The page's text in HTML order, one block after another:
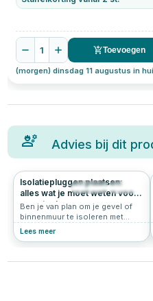
1 Toevoegen
(morgen) dinsdag 11 augustus in
Advies bij dit
1239
Isolatiepluggen plaatsen:
alles wat je moet weten voor
een stevige en
koudebrugvrije bevestiging
Ben je van plan om je gevel of
binnenmuur te isoleren met
isolatieplaten? Dan heb je
Lees meer